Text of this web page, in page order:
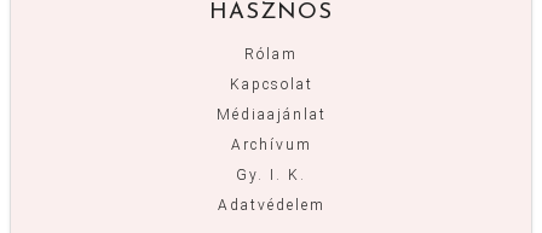
HASZNOS
Rólam
Kapcsolat
Médiaajánlat
Archívum
Gy. I. K.
Adatvédelem